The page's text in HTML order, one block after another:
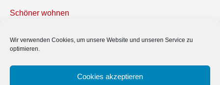
Wir verwenden Cookies, um unsere Website und unseren Service zu
optimieren.
Cookies akzeptieren
Schöner wohnen